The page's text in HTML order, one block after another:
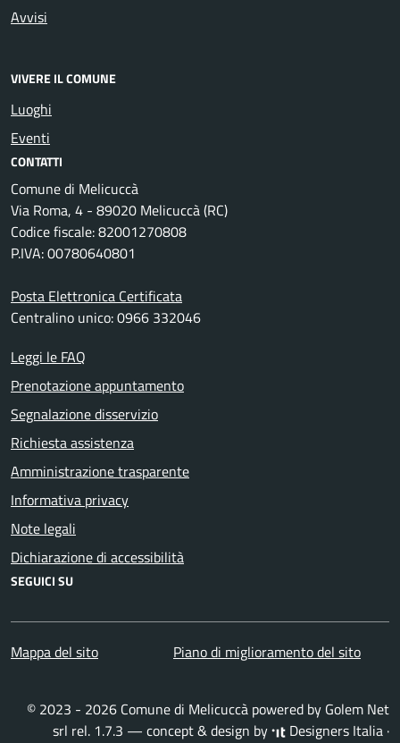
Avvisi
VIVERE IL COMUNE
Luoghi
Eventi
CONTATTI
Comune di Melicuccà
Via Roma, 4 - 89020 Melicuccà (RC)
Codice fiscale: 82001270808
P.IVA: 00780640801
Posta Elettronica Certificata
Centralino unico: 0966 332046
Leggi le FAQ
Prenotazione appuntamento
Segnalazione disservizio
Richiesta assistenza
Amministrazione trasparente
Informativa privacy
Note legali
Dichiarazione di accessibilità
SEGUICI SU
Mappa del sito Piano di miglioramento del sito
© 2023 - 2026 Comune di Melicuccà powered by Golem Net
srl rel. 1.7.3 — concept & design by Designers Italia ·